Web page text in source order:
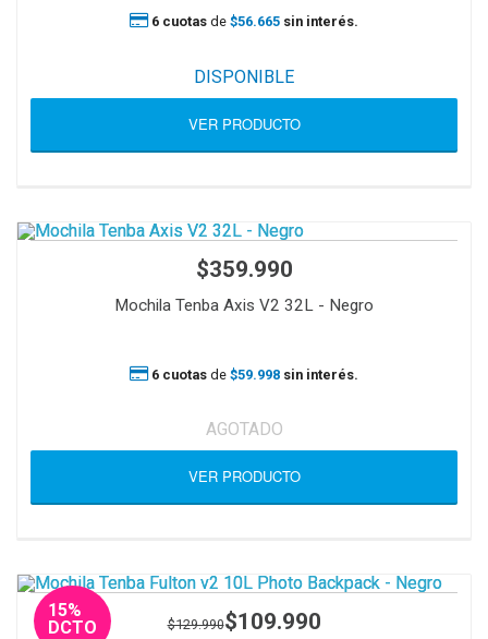
6 cuotas de $56.665 sin interés.
DISPONIBLE
VER PRODUCTO
$359.990
Mochila Tenba Axis V2 32L - Negro
6 cuotas de $59.998 sin interés.
AGOTADO
VER PRODUCTO
15%
DCTO
$129.990$109.990